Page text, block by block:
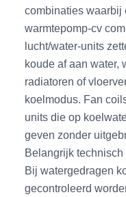
combinaties waarbij
warmtepomp-cv
lucht/water-units
koude af aan water,
radiatoren of
koelmodus. Fan
units die op
geven zonder
Belangrijk
Bij watergedragen
gecontroleerd